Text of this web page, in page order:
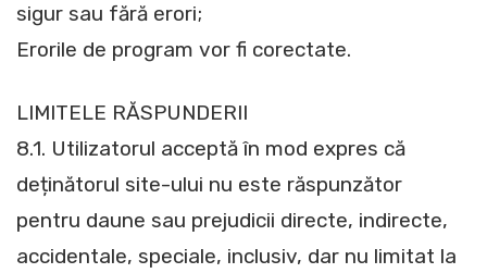
sigur sau fără erori;
Erorile de program vor fi corectate.
LIMITELE RĂSPUNDERII
8.1. Utilizatorul acceptă în mod expres că
deținătorul site-ului nu este răspunzător
pentru daune sau prejudicii directe, indirecte,
accidentale, speciale, inclusiv, dar nu limitat la